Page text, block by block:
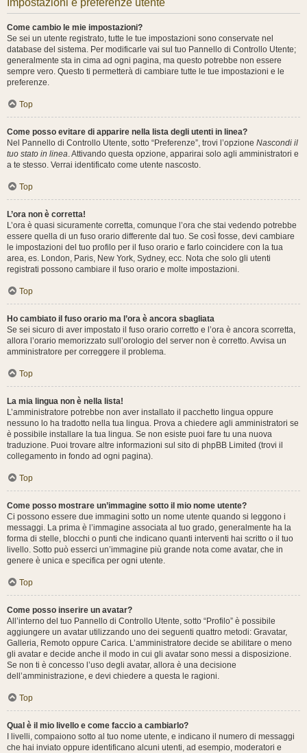
Impostazioni e preferenze utente
Come cambio le mie impostazioni?
Se sei un utente registrato, tutte le tue impostazioni sono conservate nel
database del sistema. Per modificarle vai sul tuo Pannello di Controllo Utente;
generalmente sta in cima ad ogni pagina, ma questo potrebbe non essere
sempre vero. Questo ti permetterà di cambiare tutte le tue impostazioni e le
preferenze.
Top
Come posso evitare di apparire nella lista degli utenti in linea?
Nel Pannello di Controllo Utente, sotto “Preferenze”, trovi l’opzione Nascondi il
tuo stato in linea. Attivando questa opzione, apparirai solo agli amministratori e
a te stesso. Verrai identificato come utente nascosto.
Top
L’ora non è corretta!
L’ora è quasi sicuramente corretta, comunque l’ora che stai vedendo potrebbe
essere quella di un fuso orario differente dal tuo. Se così fosse, devi cambiare
le impostazioni del tuo profilo per il fuso orario e farlo coincidere con la tua
area, es. London, Paris, New York, Sydney, ecc. Nota che solo gli utenti
registrati possono cambiare il fuso orario e molte impostazioni.
Top
Ho cambiato il fuso orario ma l’ora è ancora sbagliata
Se sei sicuro di aver impostato il fuso orario corretto e l’ora è ancora scorretta,
allora l’orario memorizzato sull’orologio del server non è corretto. Avvisa un
amministratore per correggere il problema.
Top
La mia lingua non è nella lista!
L’amministratore potrebbe non aver installato il pacchetto lingua oppure
nessuno lo ha tradotto nella tua lingua. Prova a chiedere agli amministratori se
è possibile installare la tua lingua. Se non esiste puoi fare tu una nuova
traduzione. Puoi trovare altre informazioni sul sito di phpBB Limited (trovi il
collegamento in fondo ad ogni pagina).
Top
Come posso mostrare un’immagine sotto il mio nome utente?
Ci possono essere due immagini sotto un nome utente quando si leggono i
messaggi. La prima è l’immagine associata al tuo grado, generalmente ha la
forma di stelle, blocchi o punti che indicano quanti interventi hai scritto o il tuo
livello. Sotto può esserci un’immagine più grande nota come avatar, che in
genere è unica e specifica per ogni utente.
Top
Come posso inserire un avatar?
All’interno del tuo Pannello di Controllo Utente, sotto “Profilo” è possibile
aggiungere un avatar utilizzando uno dei seguenti quattro metodi: Gravatar,
Galleria, Remoto oppure Carica. L’amministratore decide se abilitare o meno
gli avatar e decide anche il modo in cui gli avatar sono messi a disposizione.
Se non ti è concesso l’uso degli avatar, allora è una decisione
dell’amministrazione, e devi chiedere a questa le ragioni.
Top
Qual è il mio livello e come faccio a cambiarlo?
I livelli, compaiono sotto al tuo nome utente, e indicano il numero di messaggi
che hai inviato oppure identificano alcuni utenti, ad esempio, moderatori e